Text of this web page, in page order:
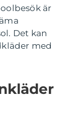
är
Det kan
med